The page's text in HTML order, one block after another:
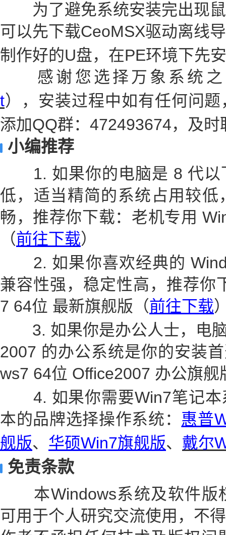
为了避免系统安装完出现
可以先下载CeoMSX驱动离线
制作好的U盘，在PE环境下先
感谢您选择万象系统之
t），安装过程中如有任何问
添加QQ群：472493674，及
小编推荐
1. 如果你的电脑是 8 代以
低，适当精简的系统占用较
畅，推荐你下载：老机专用
（前往下载）
2. 如果你喜欢经典的
兼容性强，稳定性高，推荐你
7 64位 最新旗舰版（前往下载
3. 如果你是办公人士，电脑
2007 的办公系统是你的安装
ws7 64位 Office2007 办公旗舰
4. 如果你需要Win7笔记本
本的品牌选择操作系统： 惠普
舰版、 华硕Win7旗舰版、 戴尔
免责条款
本Windows系统及软件版
可用于个人研究交流使用，不